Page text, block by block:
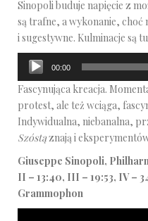
Sinopoli buduje napięcie z
są trafne, a wykonanie, choć
i sugestywne. Kulminacje są
Odtwarzacz
plików
dźwiękowych
00:00
Fascynująca kreacja.
protest, ale też wciąga,
Indywidualna, niebanalna,
Szóstąznają i
Giuseppe Sinopoli,
II – 13:40, III – 19:53, IV –
Grammophon